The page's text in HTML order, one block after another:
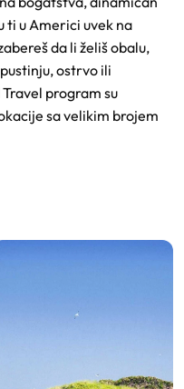
ti u Americi uvek na
da li želiš obalu,
ostrvo ili
program su
sa velikim brojem